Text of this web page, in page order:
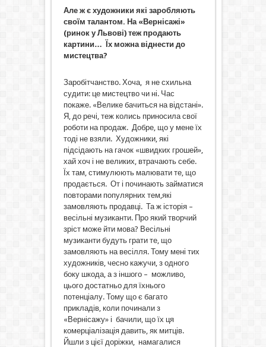
Але ж є художники які заробляють
своїм талантом. На «Вернісажі»
(ринок у Львові) теж продають
картини… Їх можна віднести до
мистецтва?
Заробітчанство. Хоча, я не схильна
судити: це мистецтво чи ні. Час
покаже. «Велике бачиться на відстані».
Я, до речі, теж колись приносила свої
роботи на продаж. Добре, що у мене їх
тоді не взяли. Художники, які
підсідають на гачок «швидких грошей»,
хай хоч і не великих, втрачають себе.
Їх там, стимулюють малювати те, що
продається. От і починають займатися
повторами популярних тем,які
замовляють продавці. Та ж історія –
весільні музиканти. Про який творчий
зріст може йти мова? Весільні
музиканти будуть грати те, що
замовляють на весілля. Тому мені тих
художників, чесно кажучи, з одного
боку шкода, а з іншого – можливо,
цього достатньо для їхнього
потенціалу. Тому що є багато
прикладів, коли починали з
«Вернісажу» і бачили, що їх ця
комерціалізація давить, як митців.
Йшли з цієї доріжки, намагалися